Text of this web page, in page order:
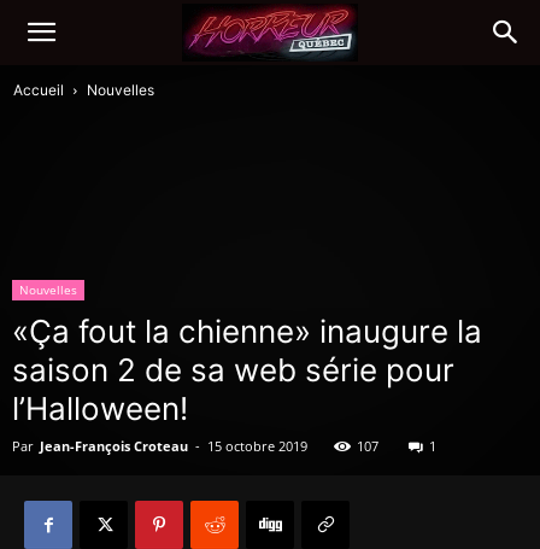
Accueil Nouvelles
Nouvelles
«Ça fout la chienne» inaugure la
saison 2 de sa web série pour
l’Halloween!
Par Jean-François Croteau - 15 octobre 2019 107 1